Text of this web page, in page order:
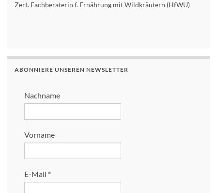
Zert. Fachberaterin f. Ernährung mit Wildkräutern (HfWU)
ABONNIERE UNSEREN NEWSLETTER
Nachname
Vorname
E-Mail *